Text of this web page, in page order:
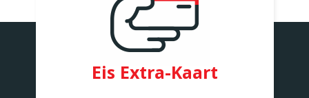
Eis Extra-Kaart